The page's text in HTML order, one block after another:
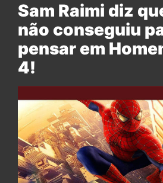
Sam Raimi diz
não conseguiu
pensar em
4!